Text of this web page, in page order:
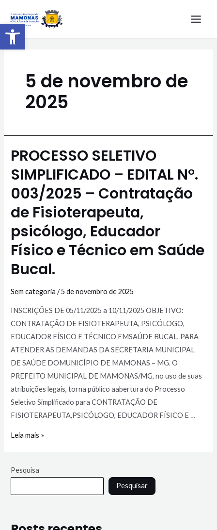
Barra de Ferramentas Aberta
5 de novembro de
2025
PROCESSO SELETIVO
SIMPLIFICADO – EDITAL N°.
003/2025 – Contratação
de Fisioterapeuta,
psicólogo, Educador
Físico e Técnico em Saúde
Bucal.
Sem categoria /5 de novembro de 2025
INSCRIÇÕES DE 05/11/2025 a 10/11/2025 OBJETIVO:
CONTRATAÇÃO DE FISIOTERAPEUTA, PSICÓLOGO,
EDUCADOR FÍSICO E TÉCNICO EMSAÚDE BUCAL, PARA
ATENDER AS DEMANDAS DA SECRETARIA MUNICIPAL
DE SAÚDE DOMUNICÍPIO DE MAMONAS – MG. O
PREFEITO MUNICIPAL DE MAMONAS/MG, no uso de suas
atribuições legais, torna público aabertura do Processo
Seletivo Simplificado para CONTRATAÇÃO DE
FISIOTERAPEUTA,PSICÓLOGO, EDUCADOR FÍSICO E …
Leia mais »
Pesquisa
Pesquisar